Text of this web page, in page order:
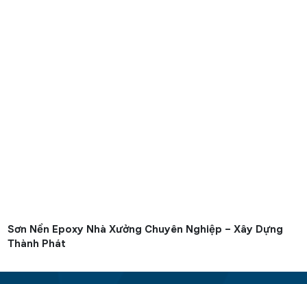
Sơn Nền Epoxy Nhà Xưởng Chuyên Nghiệp – Xây Dựng
Thành Phát